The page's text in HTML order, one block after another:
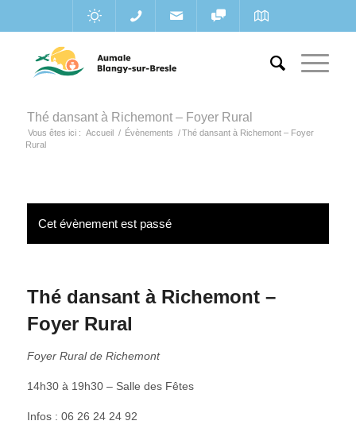
Thé dansant à Richemont – Foyer Rural
Vous êtes ici : Accueil / Évènements / Thé dansant à Richemont – Foyer
Rural
Cet évènement est passé
Thé dansant à Richemont –
Foyer Rural
Foyer Rural de Richemont
14h30 à 19h30 – Salle des Fêtes
Infos : 06 26 24 24 92